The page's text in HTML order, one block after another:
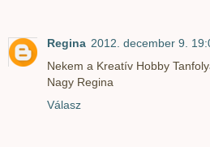
Regina 2012. december 9.
Nekem a Kreatív Hobby
Nagy Regina
Válasz